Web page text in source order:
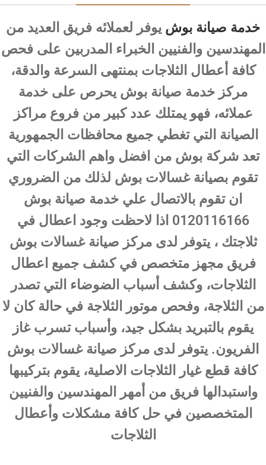
خدمة صيانة بوش يوفر لعملائه فريق العديد من
المهندسين والفنيين الخبراء المدربين على فحص
كافة أعطال الثلاجات بمنتهى السرعة والدقة،
مركز خدمة صيانة بوش يحرص على خدمة
عملائه، فهو يمتلك عدد كبير من فروع مراكز
الصيانة التي تغطي جميع محافظات الجمهورية
تعد شركة بوش من افضل واهم الشركات التي
تقوم بصيانة غسالات بوش لذلك من الضروري
ان تقوم بالاتصال علي خدمة صيانة بوش
0120116166 اذا لاحظت وجود اعطال في
ثلاجتك ، يتوفر لدى مركز صيانة غسالات بوش
فريق مجهز متخصص في كشف جميع اعطال
الثلاجات، وكشف أسباب الضوضاء التي تصدر
من الثلاجة، وفحص موتور الثلاجة في حالة كان لا
يقوم بالتبريد بشكل جيد، وأسباب تسرب غاز
الفريون. يتوفر لدى مركز صيانة غسالات بوش
كافة قطع غيار الثلاجات الاصلية، يقوم بتركيبها
واستبدالها فريق من أمهر المهندسين والفنيين
المتخصصين في حل كافة مشكلات وأعطال
الثلاجات